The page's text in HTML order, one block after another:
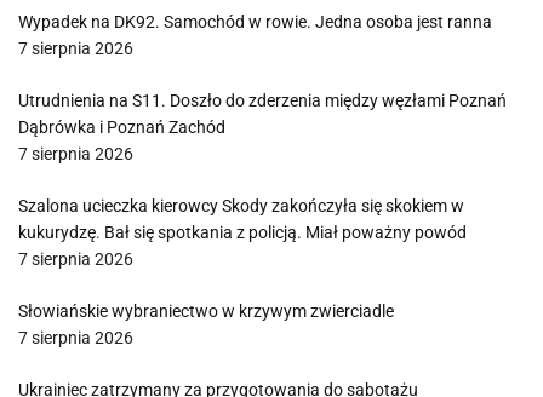
Wypadek na DK92. Samochód w rowie. Jedna osoba jest ranna
7 sierpnia 2026
Utrudnienia na S11. Doszło do zderzenia między węzłami Poznań
Dąbrówka i Poznań Zachód
7 sierpnia 2026
Szalona ucieczka kierowcy Skody zakończyła się skokiem w
kukurydzę. Bał się spotkania z policją. Miał poważny powód
7 sierpnia 2026
Słowiańskie wybraniectwo w krzywym zwierciadle
7 sierpnia 2026
Ukrainiec zatrzymany za przygotowania do sabotażu